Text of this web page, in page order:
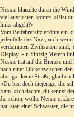
Nessie blinzelte durch die
viel ausrichten konnte. »Bist
links abgeht?«
Vom Beifahrersitz ertönte ein
jedenfalls das Navi, auch
verdammten Zivilisation sind,
Display. »In fünfzig Metern
Nessie trat auf die Bremse
nach einer Lücke zwischen
aber gar keine Straße, glaube
»Du bist doch diejenige, die
Sam. »Ich dachte, du kennst
Ja, schon, wollte Nessie
hat, statt einer Schwester, die